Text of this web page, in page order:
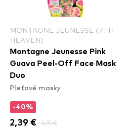
MONTAGNE JEUNESSE (7TH
HEAVEN)
Montagne Jeunesse Pink
Guava Peel-Off Face Mask
Duo
Pleťové masky
-40%
2,39 € 3,99 €